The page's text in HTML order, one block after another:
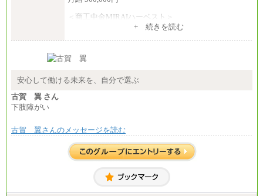
＜商工中金MIRAIハーベスト＞
+ 続きを読む
安心して働ける未来を、自分で選ぶ
古賀 翼 さん
下肢障がい
古賀 翼さんのメッセージを読む